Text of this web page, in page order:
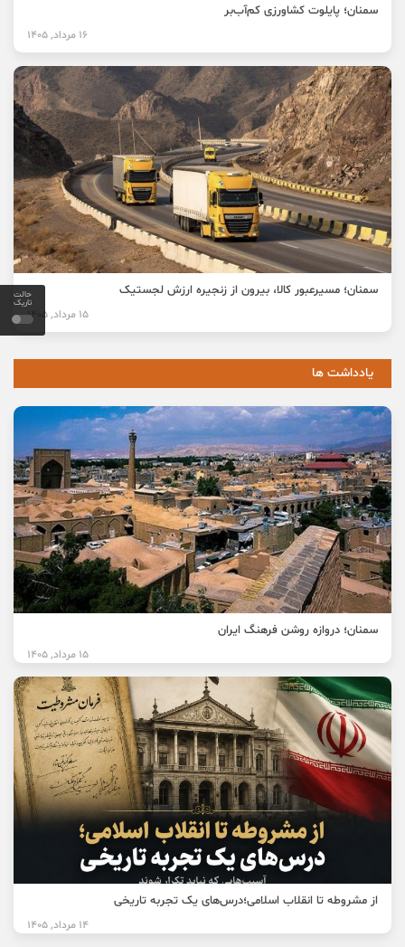
حالت
تاریک
سمنان؛ پایلوت کشاورزی کم‌آب‌بر
16 مرداد, 1405
سمنان؛ مسیرعبور کالا، بیرون از زنجیره ارزش لجستیک
15 مرداد, 1405
یادداشت ها
سمنان؛ دروازه روشن فرهنگ ایران
15 مرداد, 1405
از مشروطه تا انقلاب اسلامی؛درس‌های یک تجربه تاریخی
14 مرداد, 1405